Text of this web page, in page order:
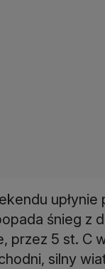
śnieg z
przez 5 st. C
silny